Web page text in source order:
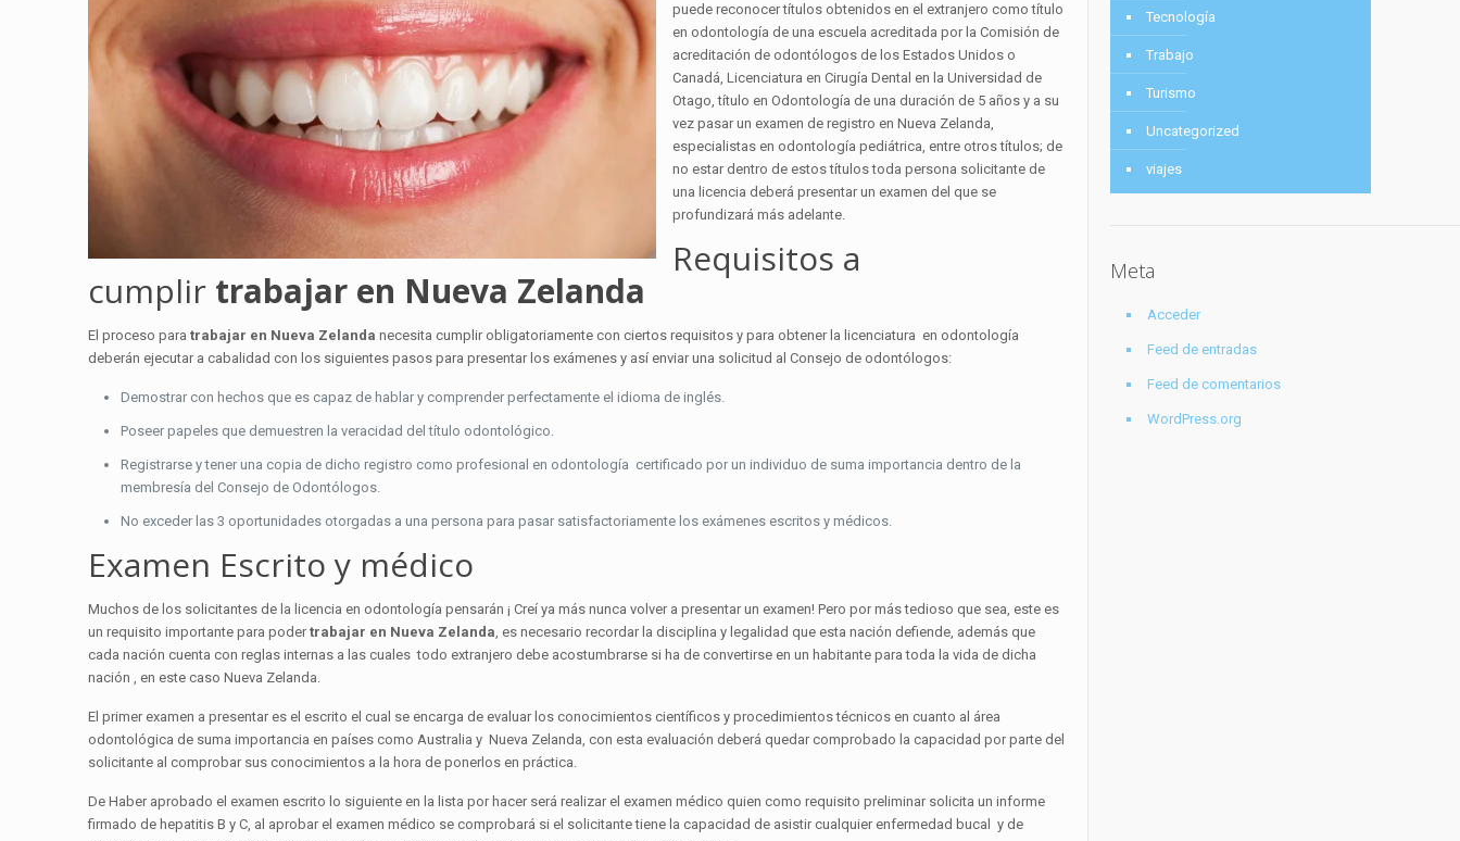
puede reconocer títulos obtenidos en el extranjero comotítulo
en odontología de una escuela acreditada por la Comisión de
acreditación de odontólogos de los Estados Unidos o
Canadá, Licenciatura en Cirugía Dental en la Universidad de
Otago, título en Odontología de una duración de 5 años y a su
vez pasar un examen de registro en Nueva Zelanda,
especialistas en odontología pediátrica, entre otros títulos; de
no estar dentro de estos títulos toda persona solicitante de
una licencia deberá presentar un examen del que se
profundizará más adelante.
Requisitos a
cumplir trabajar en Nueva Zelanda
El proceso paratrabajar en Nueva Zelanda necesita cumplir obligatoriamente con ciertos requisitos y para obtener la licenciatura en odontología
deberán ejecutar a cabalidad con los siguientes pasos para presentar los exámenes y así enviar una solicitud al Consejo de odontólogos:
Demostrar con hechos que es capaz de hablar y comprender perfectamente el idioma de inglés.
Poseer papeles que demuestren la veracidad del título odontológico.
Registrarse y tener una copia de dicho registro como profesional en odontología certificado por un individuo de suma importancia dentro de la
membresía del Consejo de Odontólogos.
No exceder las 3 oportunidades otorgadas a una persona para pasar satisfactoriamente los exámenes escritos y médicos.
Examen Escrito y médico
Muchos de los solicitantes de la licencia en odontología pensarán ¡ Creí ya más nunca volver a presentar un examen! Pero por más tedioso que sea, este es
un requisito importante para podertrabajar en Nueva Zelanda, es necesario recordar la disciplina y legalidad que esta nación defiende, además que
cada nación cuenta con reglas internas a las cuales todo extranjero debe acostumbrarse si ha de convertirse en un habitante para toda la vida de dicha
nación , en este caso Nueva Zelanda.
El primer examen a presentar es el escrito el cual se encarga de evaluar los conocimientos científicos y procedimientos técnicos en cuanto al área
odontológica de suma importancia en países como Australia y Nueva Zelanda, con esta evaluación deberá quedar comprobado la capacidad por parte del
solicitante al comprobar sus conocimientos a la hora de ponerlos en práctica.
De Haber aprobado el examen escrito lo siguiente en la lista por hacer será realizar el examen médico quien como requisito preliminar solicita un informe
firmado de hepatitis B y C, al aprobar el examen médico se comprobará si el solicitante tiene la capacidad de asistir cualquier enfermedad bucal y de
Tecnología
Trabajo
Turismo
Uncategorized
viajes
Meta
Acceder
Feed de entradas
Feed de comentarios
WordPress.org